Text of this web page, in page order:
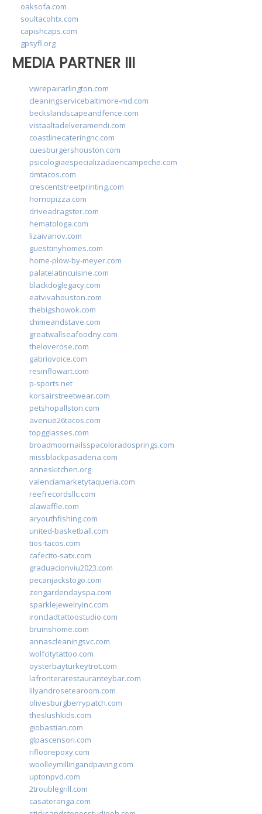
oaksofa.com
soultacohtx.com
capishcaps.com
gpsyfl.org
MEDIA PARTNER III
vwrepairarlington.com
cleaningservicebaltimore-md.com
beckslandscapeandfence.com
vistaaltadelveramendi.com
coastlinecateringnc.com
cuesburgershouston.com
psicologiaespecializadaencampeche.com
dmtacos.com
crescentstreetprinting.com
hornopizza.com
driveadragster.com
hematologa.com
lizaivanov.com
guesttinyhomes.com
home-plow-by-meyer.com
palatelatincuisine.com
blackdoglegacy.com
eatvivahouston.com
thebigshowok.com
chimeandstave.com
greatwallseafoodny.com
theloverose.com
gabriovoice.com
resinflowart.com
p-sports.net
korsairstreetwear.com
petshopallston.com
avenue26tacos.com
topgglasses.com
broadmoornailsspacoloradosprings.com
missblackpasadena.com
anneskitchen.org
valenciamarketytaqueria.com
reefrecordsllc.com
alawaffle.com
aryouthfishing.com
united-basketball.com
tios-tacos.com
cafecito-satx.com
graduacionviu2023.com
pecanjackstogo.com
zengardendayspa.com
sparklejewelryinc.com
ironcladtattoostudio.com
bruinshome.com
annascleaningsvc.com
wolfcitytattoo.com
oysterbayturkeytrot.com
lafronterarestauranteybar.com
lilyandrosetearoom.com
olivesburgberrypatch.com
theslushkids.com
giobastian.com
glpascensori.com
rifloorepoxy.com
woolleymillingandpaving.com
uptonpvd.com
2troublegrill.com
casateranga.com